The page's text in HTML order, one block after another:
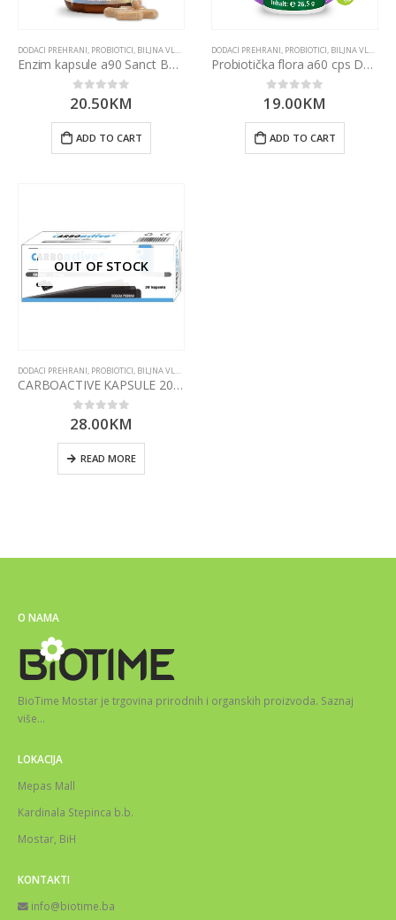
DODACI PREHRANI, PROBIOTICI, BILJNA VLAKNA I ENZIMI
Enzim kapsule a90 Sanct Bernhard
0 out of 5
20.50KM
ADD TO CART
DODACI PREHRANI, PROBIOTICI, BILJNA VLAKNA I ENZIMI
Probiotička flora a60 cps Darmflora Medicura
0 out of 5
19.00KM
ADD TO CART
OUT OF STOCK
DODACI PREHRANI, PROBIOTICI, BILJNA VLAKNA I ENZIMI
CARBOACTIVE KAPSULE 20X500MG forte
0out of 5
28.00KM
READ MORE
O NAMA
BioTime Mostar je trgovina prirodnih i organskih proizvoda. Saznaj
više…
LOKACIJA
Mepas Mall
Kardinala Stepinca b.b.
Mostar, BiH
KONTAKTI
info@biotime.ba